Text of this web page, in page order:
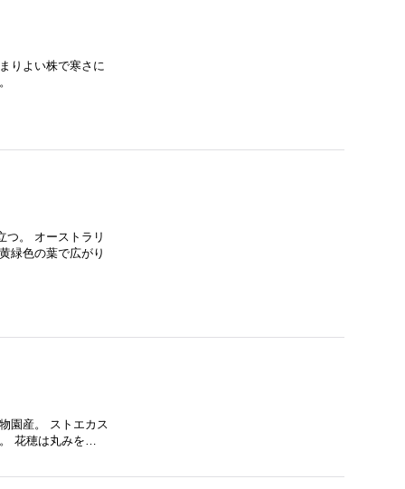
りよい株で寒さに
つ。 オーストラリ
緑色の葉で広がり
園産。 ストエカス
花穂は丸みを…